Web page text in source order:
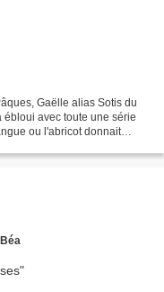
Gaëlle alias Sotis du
avec toute une série
ou l'abricot donnait